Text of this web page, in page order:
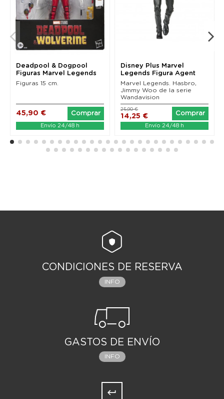
Deadpool & Dogpool
Figuras Marvel Legends
(Deadpool & Wolverine)
Figuras 15 cm.
45,90 € Comprar
Envío 24/48 h
Disney Plus Marvel
Legends Figura Agent
Jimmy Woo...
Marvel Legends. Hasbro,
Jimmy Woo de la serie
Wandavision
14,25 €
25,90 €
Comprar
Envío 24/48 h
CONDICIONES DE RESERVA
INFO
GASTOS DE ENVÍO
INFO